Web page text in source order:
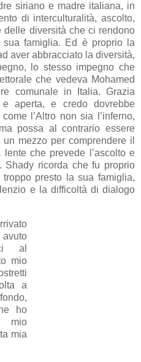
siriano e madre italiana, in
di interculturalità, ascolto,
delle diversità che ci rendono
famiglia. Ed è proprio la
aver abbracciato la diversità,
lo stesso impegno che
che vedeva Mohamed
comunale in Italia. Grazia
aperta, e credo dovrebbe
l’Altro non sia l’inferno,
possa al contrario essere
mezzo per comprendere il
che prevede l’ascolto e
Shady ricorda che fu proprio
presto la sua famiglia,
e la difficoltà di dialogo
al
mio
a
ho
mio
mia